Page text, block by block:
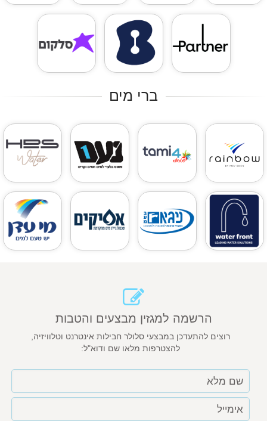
הרשמה למגזין מבצעים והטבות
רוצים להתעדכן במבצעי סלולר חבילות אינטרנט וטלוויזיה,
להצטרפות מלאו שם ודוא"ל: